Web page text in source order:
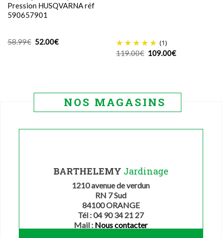
Pression HUSQVARNA réf
590657901
58.99€ Le
prix
52.00€Le
prix
(1)
119.00€ Le
prix
109.00€Le
prix
NOS MAGASINS
BARTHELEMY Jardinage
1210 avenue de verdun
RN 7 Sud
84100 ORANGE
Tél : 04 90 34 21 27
Mail : Nous contacter